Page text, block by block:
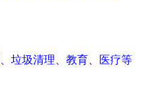
垃圾清理、教育、医疗等